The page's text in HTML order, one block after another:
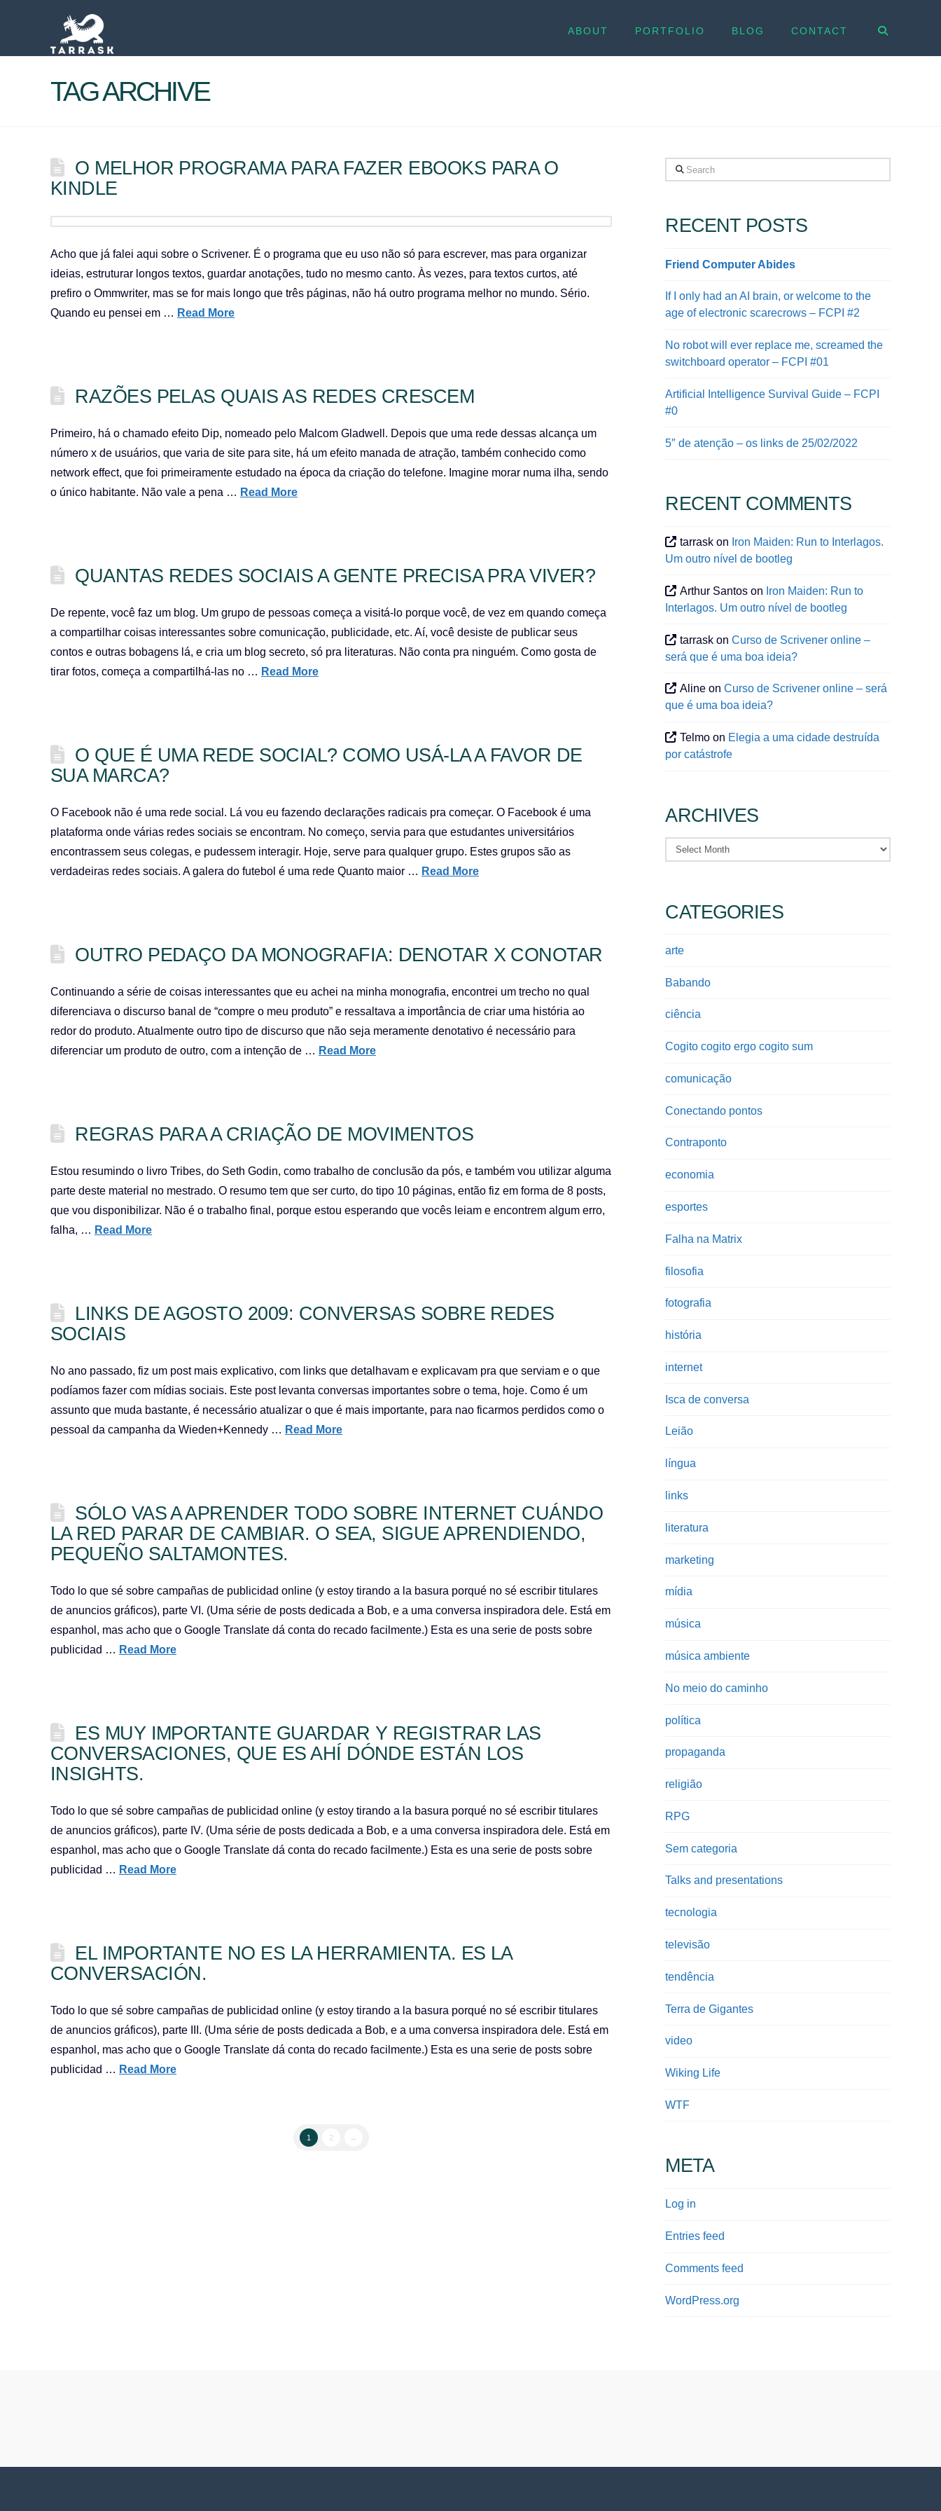
ABOUT PORTFOLIO BLOG CONTACT
TAG ARCHIVE
O MELHOR PROGRAMA PARA FAZER EBOOKS PARA O
KINDLE
Acho que já falei aqui sobre o Scrivener. É o programa que eu uso não só para escrever, mas para organizar
ideias, estruturar longos textos, guardar anotações, tudo no mesmo canto. Às vezes, para textos curtos, até
prefiro o Ommwriter, mas se for mais longo que três páginas, não há outro programa melhor no mundo. Sério.
Quando eu pensei em … Read More
RAZÕES PELAS QUAIS AS REDES CRESCEM
Primeiro, há o chamado efeito Dip, nomeado pelo Malcom Gladwell. Depois que uma rede dessas alcança um
número x de usuários, que varia de site para site, há um efeito manada de atração, também conhecido como
network effect, que foi primeiramente estudado na época da criação do telefone. Imagine morar numa ilha, sendo
o único habitante. Não vale a pena … Read More
QUANTAS REDES SOCIAIS A GENTE PRECISA PRA VIVER?
De repente, você faz um blog. Um grupo de pessoas começa a visitá-lo porque você, de vez em quando começa
a compartilhar coisas interessantes sobre comunicação, publicidade, etc. Aí, você desiste de publicar seus
contos e outras bobagens lá, e cria um blog secreto, só pra literaturas. Não conta pra ninguém. Como gosta de
tirar fotos, começa a compartilhá-las no … Read More
O QUE É UMA REDE SOCIAL? COMO USÁ-LA A FAVOR DE
SUA MARCA?
O Facebook não é uma rede social. Lá vou eu fazendo declarações radicais pra começar. O Facebook é uma
plataforma onde várias redes sociais se encontram. No começo, servia para que estudantes universitários
encontrassem seus colegas, e pudessem interagir. Hoje, serve para qualquer grupo. Estes grupos são as
verdadeiras redes sociais. A galera do futebol é uma rede Quanto maior … Read More
OUTRO PEDAÇO DA MONOGRAFIA: DENOTAR X CONOTAR
Continuando a série de coisas interessantes que eu achei na minha monografia, encontrei um trecho no qual
diferenciava o discurso banal de “compre o meu produto” e ressaltava a importância de criar uma história ao
redor do produto. Atualmente outro tipo de discurso que não seja meramente denotativo é necessário para
diferenciar um produto de outro, com a intenção de … Read More
REGRAS PARA A CRIAÇÃO DE MOVIMENTOS
Estou resumindo o livro Tribes, do Seth Godin, como trabalho de conclusão da pós, e também vou utilizar alguma
parte deste material no mestrado. O resumo tem que ser curto, do tipo 10 páginas, então fiz em forma de 8 posts,
que vou disponibilizar. Não é o trabalho final, porque estou esperando que vocês leiam e encontrem algum erro,
falha, … Read More
LINKS DE AGOSTO 2009: CONVERSAS SOBRE REDES
SOCIAIS
No ano passado, fiz um post mais explicativo, com links que detalhavam e explicavam pra que serviam e o que
podíamos fazer com mídias sociais. Este post levanta conversas importantes sobre o tema, hoje. Como é um
assunto que muda bastante, é necessário atualizar o que é mais importante, para nao ficarmos perdidos como o
pessoal da campanha da Wieden+Kennedy … Read More
SÓLO VAS A APRENDER TODO SOBRE INTERNET CUÁNDO
LA RED PARAR DE CAMBIAR. O SEA, SIGUE APRENDIENDO,
PEQUEÑO SALTAMONTES.
Todo lo que sé sobre campañas de publicidad online (y estoy tirando a la basura porqué no sé escribir titulares
de anuncios gráficos), parte VI. (Uma série de posts dedicada a Bob, e a uma conversa inspiradora dele. Está em
espanhol, mas acho que o Google Translate dá conta do recado facilmente.) Esta es una serie de posts sobre
publicidad … Read More
ES MUY IMPORTANTE GUARDAR Y REGISTRAR LAS
CONVERSACIONES, QUE ES AHÍ DÓNDE ESTÁN LOS
INSIGHTS.
Todo lo que sé sobre campañas de publicidad online (y estoy tirando a la basura porqué no sé escribir titulares
de anuncios gráficos), parte IV. (Uma série de posts dedicada a Bob, e a uma conversa inspiradora dele. Está em
espanhol, mas acho que o Google Translate dá conta do recado facilmente.) Esta es una serie de posts sobre
publicidad … Read More
EL IMPORTANTE NO ES LA HERRAMIENTA. ES LA
CONVERSACIÓN.
Todo lo que sé sobre campañas de publicidad online (y estoy tirando a la basura porqué no sé escribir titulares
de anuncios gráficos), parte III. (Uma série de posts dedicada a Bob, e a uma conversa inspiradora dele. Está em
espanhol, mas acho que o Google Translate dá conta do recado facilmente.) Esta es una serie de posts sobre
publicidad … Read More
1 2 →
Search
RECENT POSTS
Friend Computer Abides
If I only had an AI brain, or welcome to the
age of electronic scarecrows – FCPI #2
No robot will ever replace me, screamed the
switchboard operator – FCPI #01
Artificial Intelligence Survival Guide – FCPI
#0
5″ de atenção – os links de 25/02/2022
RECENT COMMENTS
tarrask on Iron Maiden: Run to Interlagos.
Um outro nível de bootleg
Arthur Santos on Iron Maiden: Run to
Interlagos. Um outro nível de bootleg
tarrask onCurso de Scrivener online –
será que é uma boa ideia?
Aline onCurso de Scrivener online – será
que é uma boa ideia?
Telmo on Elegia a uma cidade destruída
por catástrofe
ARCHIVES
Archives
CATEGORIES
arte
Babando
ciência
Cogito cogito ergo cogito sum
comunicação
Conectando pontos
Contraponto
economia
esportes
Falha na Matrix
filosofia
fotografia
história
internet
Isca de conversa
Leião
língua
links
literatura
marketing
mídia
música
música ambiente
No meio do caminho
política
propaganda
religião
RPG
Sem categoria
Talks and presentations
tecnologia
televisão
tendência
Terra de Gigantes
video
Wiking Life
WTF
META
Log in
Entries feed
Comments feed
WordPress.org